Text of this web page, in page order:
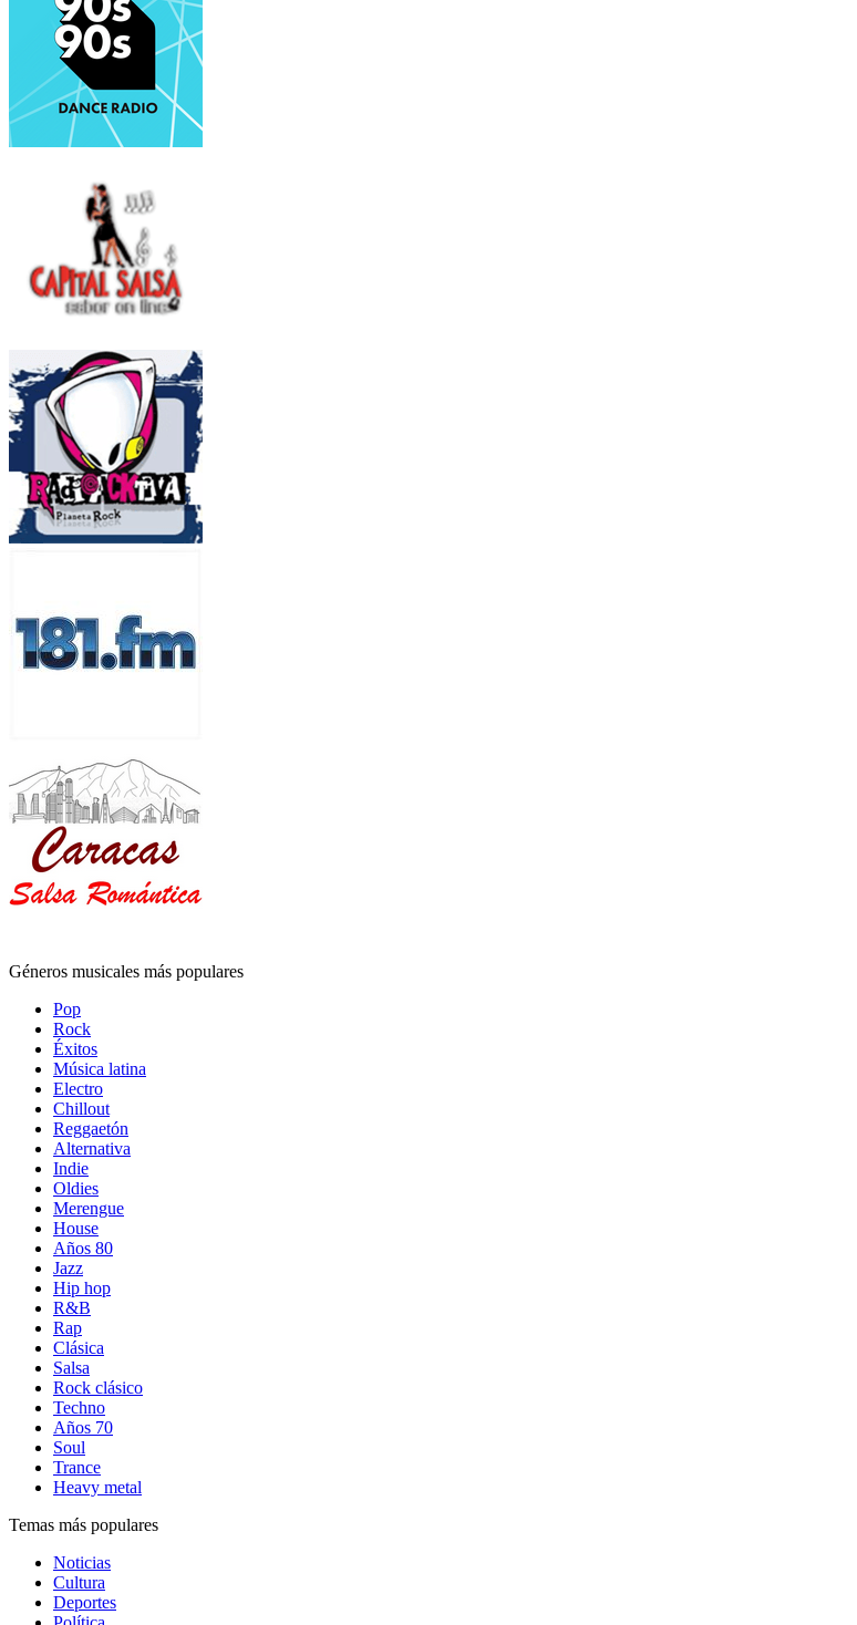
Géneros musicales más populares
Pop
Rock
Éxitos
Música latina
Electro
Chillout
Reggaetón
Alternativa
Indie
Oldies
Merengue
House
Años 80
Jazz
Hip hop
R&B
Rap
Clásica
Salsa
Rock clásico
Techno
Años 70
Soul
Trance
Heavy metal
Temas más populares
Noticias
Cultura
Deportes